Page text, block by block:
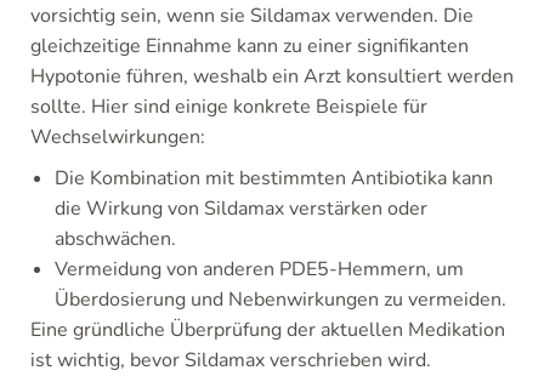
vorsichtig sein, wenn sie Sildamax verwenden. Die
gleichzeitige Einnahme kann zu einer signifikanten
Hypotonie führen, weshalb ein Arzt konsultiert werden
sollte. Hier sind einige konkrete Beispiele für
Wechselwirkungen:
Die Kombination mit bestimmten Antibiotika kann
die Wirkung von Sildamax verstärken oder
abschwächen.
Vermeidung von anderen PDE5-Hemmern, um
Überdosierung und Nebenwirkungen zu vermeiden.
Eine gründliche Überprüfung der aktuellen Medikation
ist wichtig, bevor Sildamax verschrieben wird.